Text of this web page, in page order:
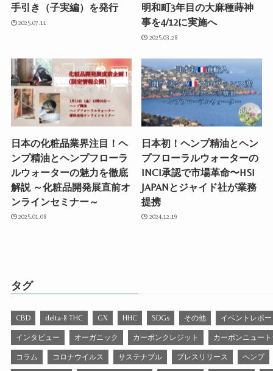
手引き（子実編）を発行
2025.07.11
明和町3年目の大麻種蒔神
事を4/12に実施へ
2025.03.28
日本の化粧品業界注目！ヘ
ンプ精油とヘンプフローラ
ルウォーターの魅力を徹底
解説 ～化粧品開発展直前オ
ンラインセミナー～
2025.01.08
日本初！ヘンプ精油とヘン
プフローラルウォーターの
INCI承認で市場革命〜HSI
JAPANとジャイド社が業務
提携
2024.12.19
タグ
CBD delta-8 THC GX HHC SDGs その他 イベントレポ
インタビュー オーガニック カーボンクレジット カーボンニュー
コラム コロナウイルス サステナブル プレスリリース ヘンプ